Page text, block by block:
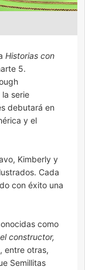
Historias con
5.
serie
debutará en
y el
Kimberly y
Cada
con éxito una
como
constructor,
, entre otras,
Semillitas